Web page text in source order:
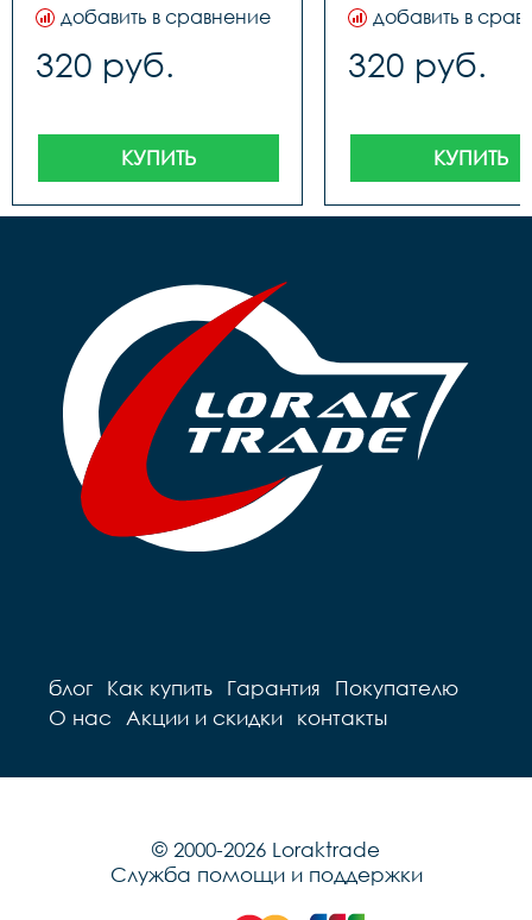
добавить в сравнение
320 руб.
КУПИТЬ
добавить в
320 руб.
КУПИТЬ
блог Как купить Гарантия
Покупателю
О нас
Акции и скидки контакты
© 2000-2026 Loraktrade
Служба помощи и поддержки